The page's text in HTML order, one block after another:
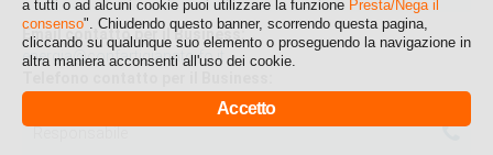
Email contatto per il Business:
energia@confartigianato.fo.it
0543 452846
a tutti o ad alcuni cookie puoi utilizzare la funzione Presta/Nega il
consenso". Chiudendo questo banner, scorrendo questa pagina,
cliccando su qualunque suo elemento o proseguendo la navigazione in
altra maniera acconsenti all'uso dei cookie.
Accetto